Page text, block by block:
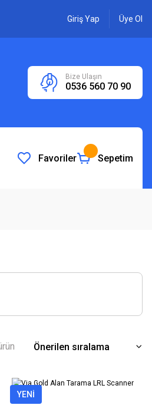
Giriş Yap Üye Ol
Bize Ulaşın
0536 560 70 90
Favoriler Sepetim
YENİ